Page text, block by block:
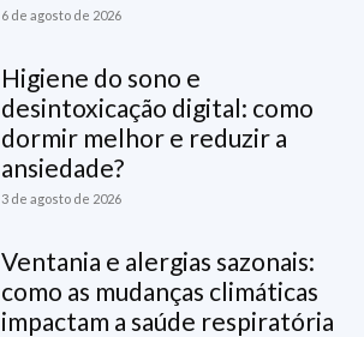
6 de agosto de 2026
Higiene do sono e
desintoxicação digital: como
dormir melhor e reduzir a
ansiedade?
3 de agosto de 2026
Ventania e alergias sazonais:
como as mudanças climáticas
impactam a saúde respiratória